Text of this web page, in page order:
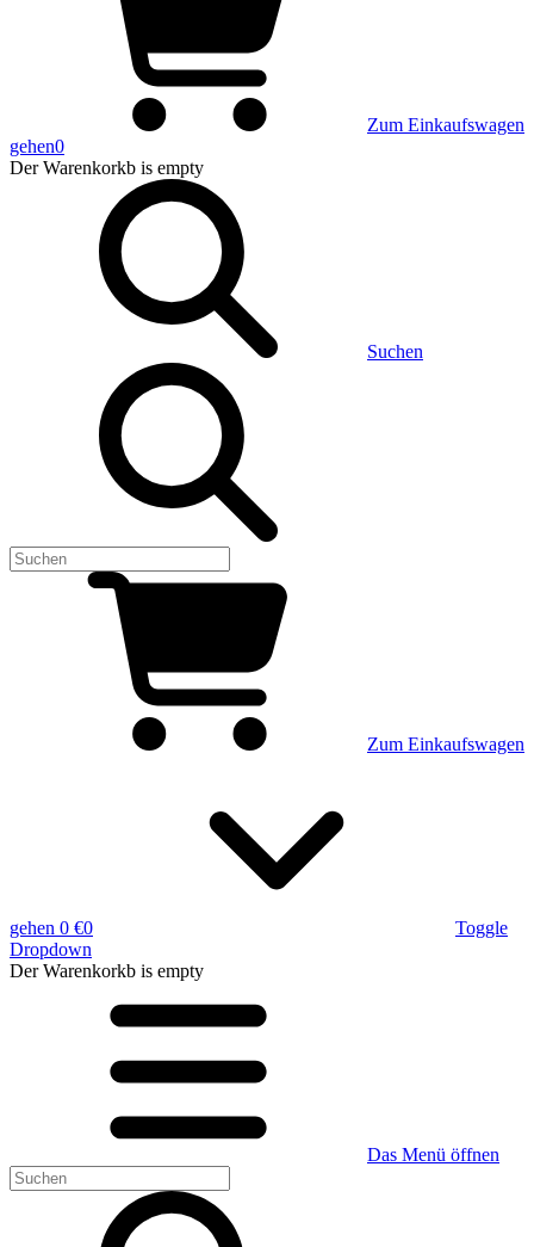
Zum Einkaufswagen
gehen0
Der Warenkorkb is empty
Suchen
Zum Einkaufswagen
gehen 0 €0
Toggle
Dropdown
Der Warenkorkb is empty
Das Menü öffnen